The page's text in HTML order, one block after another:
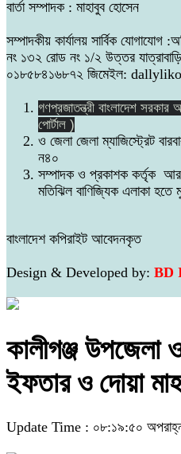
বার্তা সম্পাদক : মাহাবুব হোসেন
সম্পাদকীয় কার্যালয় সার্বিক যোগাযোগ
নং ১৩২ রোড নং ১/২ উত্তর
০১৮৫৮৪১৬৮৭২ জিমেইল:
গণপ্রজাতন্ত্রী বাংলাদেশ
পোর্টাল )
ও জেলা জেলা ম্যাজিস্ট্রেট
ন৪০
সম্পাদক ও প্রকাশক কর্তৃক আর
মতিঝিল বাণিজ্যিক এলাকা হতে
বাংলাদেশ কপিরাইট আবেদনকৃত
Design & Developed by: BD
কালীগঞ্জ উপজেলা
ইফতার ও দোয়া
Update Time : ০৮:১৯:৫০ অপরাহ্ন,